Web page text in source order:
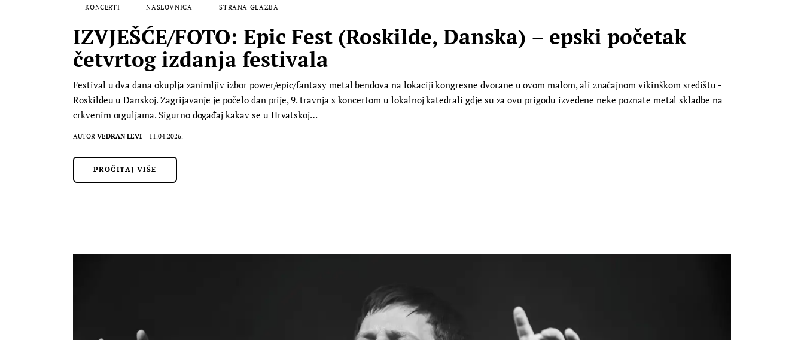
KONCERTI NASLOVNICA STRANA GLAZBA
IZVJEŠĆE/FOTO: Epic Fest (Roskilde, Danska) – epski početak
četvrtog izdanja festivala
Festival u dva dana okuplja zanimljiv izbor power/epic/fantasy metal bendova na lokaciji kongresne dvorane u ovom malom, ali značajnom vikinškom središtu -
Roskildeu u Danskoj. Zagrijavanje je počelo dan prije, 9. travnja s koncertom u lokalnoj katedrali gdje su za ovu prigodu izvedene neke poznate metal skladbe na
crkvenim orguljama. Sigurno događaj kakav se u Hrvatskoj…
AUTOR VEDRAN LEVI 11.04.2026.
PROČITAJ VIŠE